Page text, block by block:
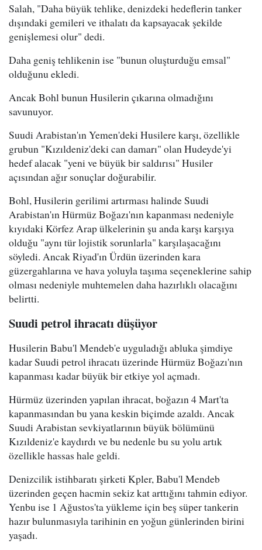
Salah, "Daha büyük tehlike, denizdeki hedeflerin tanker
dışındaki gemileri ve ithalatı da kapsayacak şekilde
genişlemesi olur" dedi.
Daha geniş tehlikenin ise "bunun oluşturduğu emsal"
olduğunu ekledi.
Ancak Bohl bunun Husilerin çıkarına olmadığını
savunuyor.
Suudi Arabistan'ın Yemen'deki Husilere karşı, özellikle
grubun "Kızıldeniz'deki can damarı" olan Hudeyde'yi
hedef alacak "yeni ve büyük bir saldırısı" Husiler
açısından ağır sonuçlar doğurabilir.
Bohl, Husilerin gerilimi artırması halinde Suudi
Arabistan'ın Hürmüz Boğazı'nın kapanması nedeniyle
kıyıdaki Körfez Arap ülkelerinin şu anda karşı karşıya
olduğu "aynı tür lojistik sorunlarla" karşılaşacağını
söyledi. Ancak Riyad'ın Ürdün üzerinden kara
güzergahlarına ve hava yoluyla taşıma seçeneklerine sahip
olması nedeniyle muhtemelen daha hazırlıklı olacağını
belirtti.
Suudi petrol ihracatı düşüyor
Husilerin Babu'l Mendeb'e uyguladığı abluka şimdiye
kadar Suudi petrol ihracatı üzerinde Hürmüz Boğazı'nın
kapanması kadar büyük bir etkiye yol açmadı.
Hürmüz üzerinden yapılan ihracat, boğazın 4 Mart'ta
kapanmasından bu yana keskin biçimde azaldı. Ancak
Suudi Arabistan sevkiyatlarının büyük bölümünü
Kızıldeniz'e kaydırdı ve bu nedenle bu su yolu artık
özellikle hassas hale geldi.
Denizcilik istihbaratı şirketi Kpler, Babu'l Mendeb
üzerinden geçen hacmin sekiz kat arttığını tahmin ediyor.
Yenbu ise 1 Ağustos'ta yükleme için beş süper tankerin
hazır bulunmasıyla tarihinin en yoğun günlerinden birini
yaşadı.